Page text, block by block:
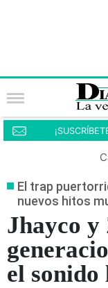
El trap
nuevos hitos
Jhayco y
el